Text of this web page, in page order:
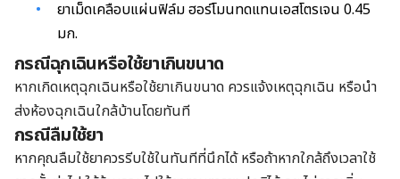
ยาเม็ดเคลือบแผ่นฟิล์ม ฮอร์โมนทดแทนเอสโตรเจน 0.45
มก.
กรณีฉุกเฉินหรือใช้ยาเกินขนาด
หากเกิดเหตุฉุกเฉินหรือใช้ยาเกินขนาด ควรแจ้งเหตุฉุกเฉิน หรือนำ
ส่งห้องฉุกเฉินใกล้บ้านโดยทันที
กรณีลืมใช้ยา
หากคุณลืมใช้ยาควรรีบใช้ในทันทีที่นึกได้ หรือถ้าหากใกล้ถึงเวลาใช้